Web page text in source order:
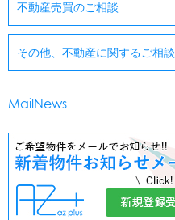
不動産売買のご相談
その他、不動産に関するご相談
MailNews